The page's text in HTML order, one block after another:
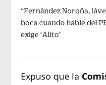
“Fernández Noroña,
boca cuando hable del
exige ‘Alito’
Expuso que la